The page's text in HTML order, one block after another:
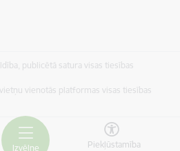
Izvēlne Piekļūstamība
publicētā satura visas tiesības
vienotās platformas visas tiesības